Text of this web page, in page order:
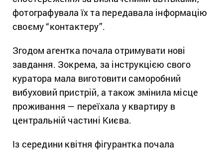
фотографувала їх та передавала інформацію
своєму “контактеру”.
Згодом агентка почала отримувати нові
завдання. Зокрема, за інструкцією свого
куратора мала виготовити саморобний
вибуховий пристрій, а також змінила місце
проживання — переїхала у квартиру в
центральній частині Києва.
Із середини квітня фігурантка почала